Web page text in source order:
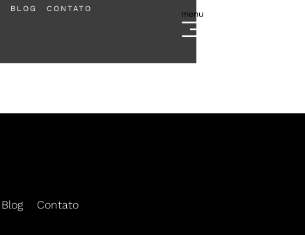
BLOG CONTATO
menu
Blog Contato